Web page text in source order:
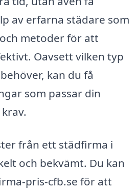
av erfarna städare som
metoder för att
Oavsett vilken typ
kan du få
som passar din
från ett städfirma i
och bekvämt. Du kan
pris-cfb.se för att